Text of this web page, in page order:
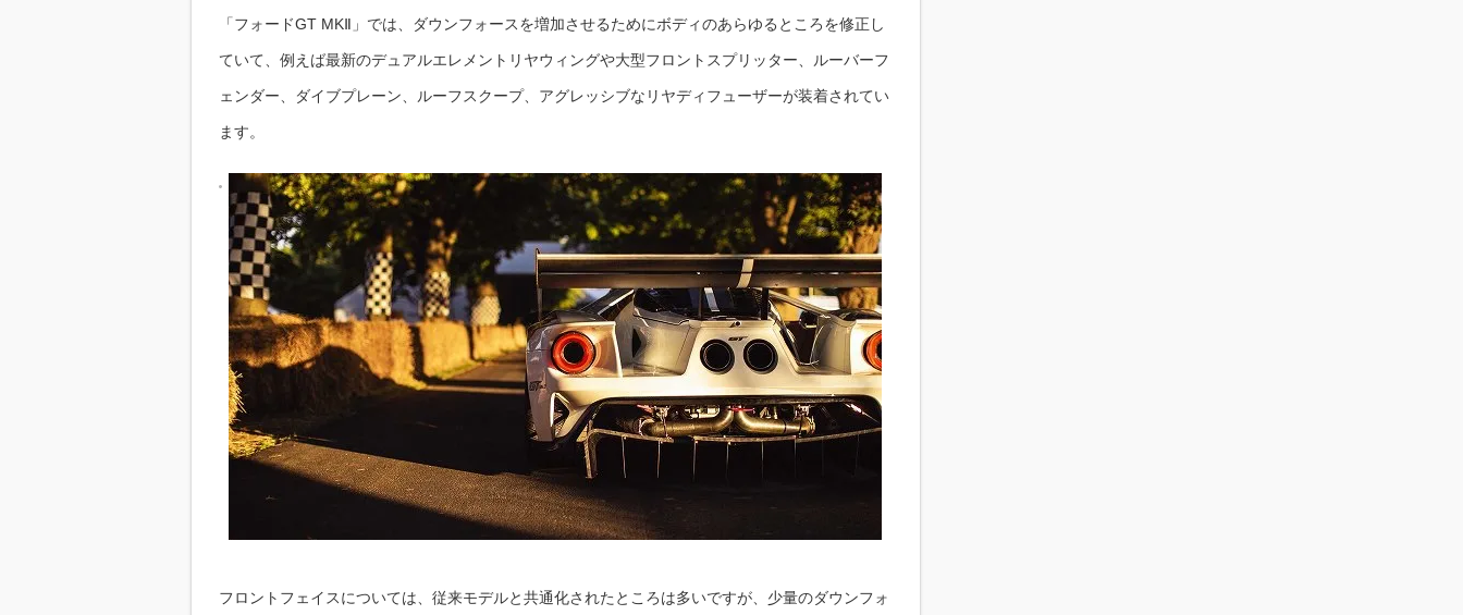
「フォードGT MKⅡ」では、ダウンフォースを増加させるためにボディのあらゆるところを修正し
ていて、例えば最新のデュアルエレメントリヤウィングや大型フロントスプリッター、ルーバーフ
ェンダー、ダイブプレーン、ルーフスクープ、アグレッシブなリヤディフューザーが装着されてい
ます。
フロントフェイスについては、従来モデルと共通化されたところは多いですが、少量のダウンフォ